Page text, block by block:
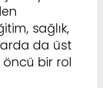
sağlık,
da üst
öncü bir rol